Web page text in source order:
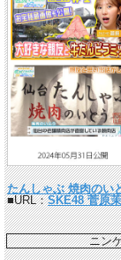
たんしゃぶ 焼肉のい
■URL：SKE48 菅原
ニン